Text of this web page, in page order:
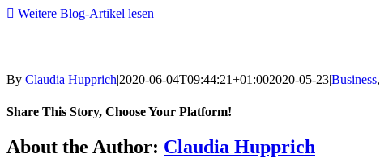
Weitere Blog-Artikel lesen
By Claudia Hupprich|2020-06-04T09:44:21+01:002020-05-23|Business,
Share This Story, Choose Your Platform!
Facebook
Twitter
Reddit
LinkedIn
WhatsApp
Telegram
Tumblr
Pinterest
Vk
Xing
Email
About the Author: Claudia Hupprich